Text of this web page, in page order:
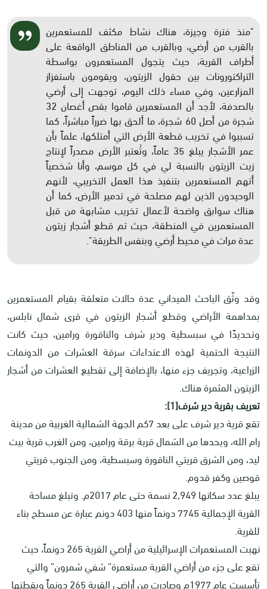
"منذ فترة وجيزة، هناك نشاط مكثف للمستعمرين
بالقرب من أرضي، وبالقرب من المناطق الواقعة على
أطراف القرية، حيث يتجول المستعمرون بواسطة
التراكتورونات بين حقول الزيتون، ويقومون باستفزاز
المزارعين، وفي مساء ذلك اليوم، توجهت إلى أرضي
بالصدفة، لأجد أن المستعمرين قاموا بقص أغصان 32
شجرة من أصل 60 شجرة، ما ألحق بها ضرراً مباشراً، كما
تسببوا في تخريب قطعة الأرض التي أمتلكها، علماً بأن
عمر الأشجار يبلغ 35 عاماً، وتُعتبر الأرض مصدراً لإنتاج
زيت الزيتون بالنسبة لي في كل موسم، وأنا شخصياً
أتهم المستعمرين بتنفيذ هذا العمل التخريبي، لأنهم
الوحيدون الذين لهم مصلحة في تدمير الأرض، كما أن
هناك سوابق واضحة لأعمال تخريب مشابهة من قبل
المستعمرين في المنطقة، حيث تم قطع أشجار زيتون
عدة مرات في محيط أرضي وبنفس الطريقة".
وقد وثّق الباحث الميداني عدة حالات متعلقة بقيام المستعمرين
بمداهمة الأراضي وقطع أشجار الزيتون في قرى شمال نابلس،
وتحديدًا في سبسطية ودير شرف والناقورة ورامين، حيث كانت
النتيجة الحتمية لهذه الاعتداءات سرقة العشرات من الدونمات
الزراعية، وتجريف جزء منها، بالإضافة إلى تقطيع العشرات من أشجار
الزيتون المثمرة هناك.
تعريف بقرية دير شرف[1]:
تقع قرية دير شرف على بعد 7كم الجهة الشمالية الغربية من مدينة
رام الله، ويحدها من الشمال قرية برقة ورامين، ومن الغرب قرية بيت
ليد، ومن الشرق قريتي الناقورة وسبسطية، ومن الجنوب قريتي
قوصين وكفر قدوم.
يبلغ عدد سكانها 2,949 نسمة حتى عام 2017م. وتبلغ مساحة
القرية الإجمالية 7745 دونماً منها 403 دونم عبارة عن مسطح بناء
للقرية.
نهبت المستعمرات الإسرائيلية من أراضي القرية 265 دونماً، حيث
تقع على جزء من أراضي القرية مستعمرة” شفي شمرون” والتي
تأسست عام 1977م وصادرت من أراضي القرية 265 دونماً ويقطنها